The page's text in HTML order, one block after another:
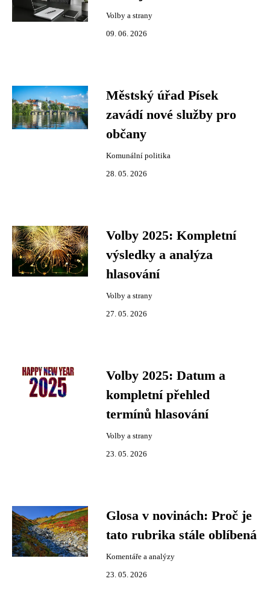
Volby a strany
09. 06. 2026
Městský úřad Písek
zavádí nové služby pro
občany
Komunální politika
28. 05. 2026
Volby 2025: Kompletní
výsledky a analýza
hlasování
Volby a strany
27. 05. 2026
Volby 2025: Datum a
kompletní přehled
termínů hlasování
Volby a strany
23. 05. 2026
Glosa v novinách: Proč je
tato rubrika stále oblíbená
Komentáře a analýzy
23. 05. 2026